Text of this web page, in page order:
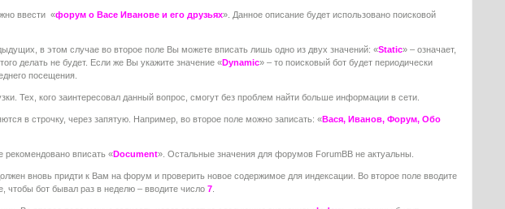
ввести «форум о Васе Иванове и его друзьях». Данное описание будет использовано поисковой
в этом случае во второе поле Вы можете вписать лишь одно из двух значений: «Static» – означает,
делать не будет. Если же Вы укажите значение «Dynamic» – то поисковый бот будет периодически
посещения.
Тех, кого заинтересовал данный вопрос, смогут без проблем найти больше информации в сети.
в строчку, через запятую. Например, во второе поле можно записать: «Вася, Иванов, Форум, Обо
рекомендовано вписать «Document». Остальные значения для форумов ForumBB не актуальны.
вновь придти к Вам на форум и проверить новое содержимое для индексации. Во второе поле вводите
чтобы бот бывал раз в неделю – вводите число7